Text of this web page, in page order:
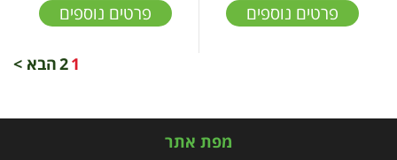
פרטים נוספים פרטים נוספים
1
2הבא >
מפת אתר